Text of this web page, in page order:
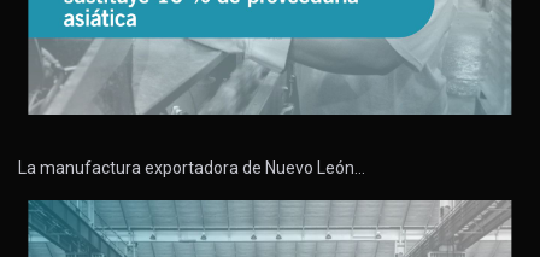
La manufactura exportadora de Nuevo León…